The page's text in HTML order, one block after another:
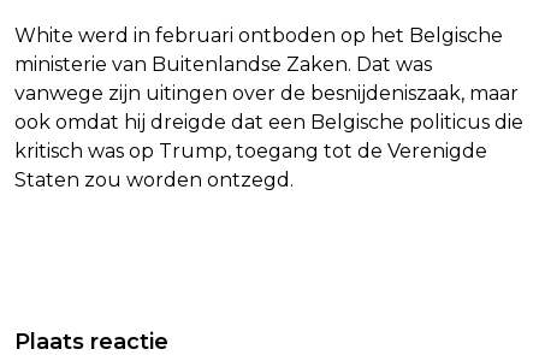
White werd in februari ontboden op het Belgische
ministerie van Buitenlandse Zaken. Dat was
vanwege zijn uitingen over de besnijdeniszaak, maar
ook omdat hij dreigde dat een Belgische politicus die
kritisch was op Trump, toegang tot de Verenigde
Staten zou worden ontzegd.
GEEN ENKELBAND VOOR HØIBY,
Plaats reactie